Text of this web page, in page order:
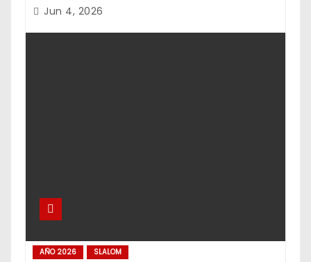
Jun 4, 2026
AÑO 2026 SLALOM